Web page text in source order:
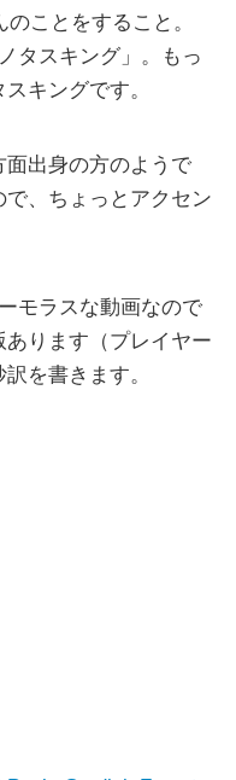
ことをすること。
タスキング」。もっ
キングです。
面出身の方のようで
、ちょっとアクセン
モラスな動画なので
ります（プレイヤー
を書きます。